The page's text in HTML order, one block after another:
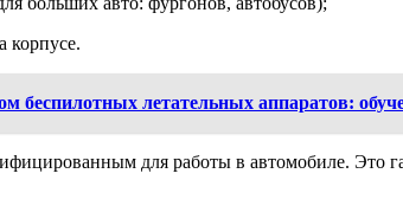
корпусе.
беспилотных летательных аппаратов:
для работы в автомобиле. Это